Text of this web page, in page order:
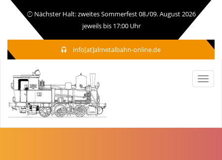
Nächster Halt: zweites Sommerfest 08./09. August 2026
jeweils bis 17:00 Uhr
info[at]almetalbahn-online.de